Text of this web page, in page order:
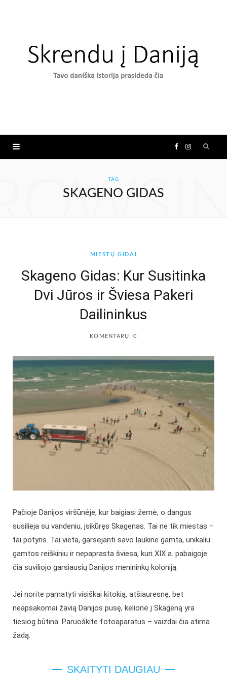
F
o
I
r
TAG
SKAGENO GIDAS
MIESTŲ GIDAI
Skageno Gidas: Kur Susitinka
Dvi Jūros ir Šviesa Pakeri
Dailininkus
KOMENTARŲ: 0
Pačioje Danijos viršūnėje, kur baigiasi žemė, o dangus
susilieja su vandeniu, įsikūręs Skagenas. Tai ne tik miestas –
tai potyris. Tai vieta, garsėjanti savo laukine gamta, unikaliu
gamtos reiškiniu ir nepaprasta šviesa, kuri XIX a. pabaigoje
čia suviliojo garsiausių Danijos menininkų koloniją.
Jei norite pamatyti visiškai kitokią, atšiauresnę, bet
neapsakomai žavią Danijos pusę, kelionė į Skageną yra
tiesiog būtina. Paruoškite fotoaparatus – vaizdai čia atima
žadą.
SKAITYTI DAUGIAU